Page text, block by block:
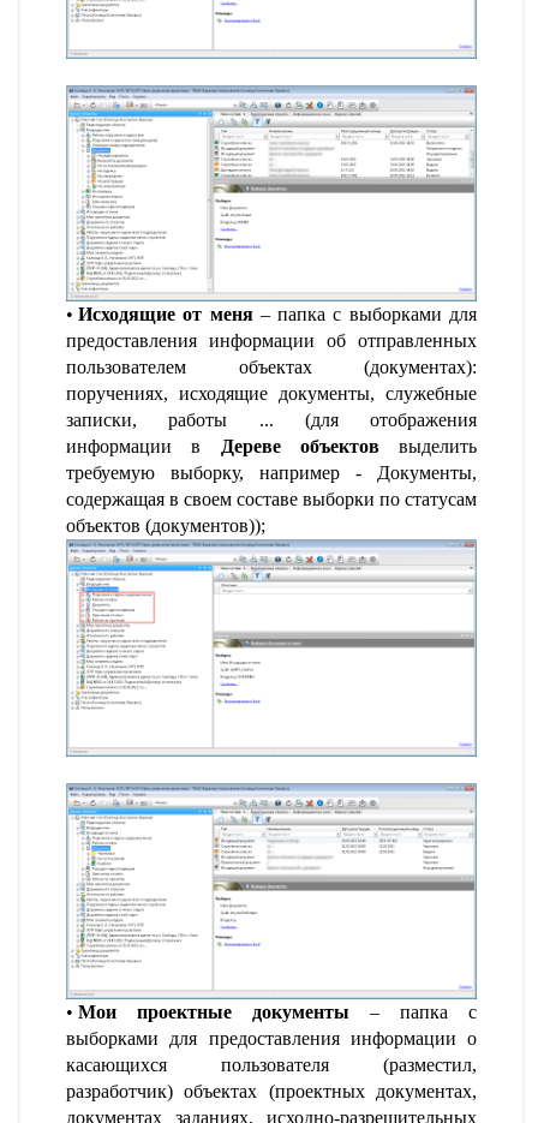
Исходящие от меня– папка с выборками для
предоставления информации об отправленных
пользователем объектах (документах):
поручениях, исходящие документы, служебные
записки, работы ... (для отображения
информации в
Дереве объектоввыделить
требуемую выборку, например - Документы,
содержащая в своем составе выборки по статусам
объектов (документов));
Мои проектные документы – папка с
выборками для предоставления информации о
касающихся пользователя (разместил,
разработчик) объектах (проектных документах,
документах заданиях, исходно-разрешительных